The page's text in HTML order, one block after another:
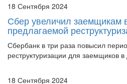
18 Сентября 2024
Сбер увеличил заемщикам
предлагаемой
Сбербанк в три раза повысил
реструктуризации для заемщиков в
18 Сентября 2024